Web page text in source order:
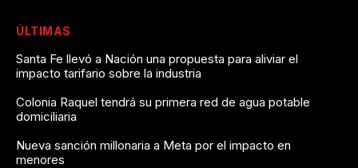
ÚLTIMAS
Santa Fe llevó a Nación una propuesta para aliviar el
impacto tarifario sobre la industria
Colonia Raquel tendrá su primera red de agua potable
domiciliaria
Nueva sanción millonaria a Meta por el impacto en
menores